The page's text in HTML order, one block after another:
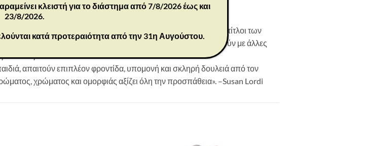
και κορίτσια διαφορετικών ηλικιών και προσωπικοτήτων. Οι τίτλοι των
για όλα τα παιδιά μας. Τα παιδιά μπορούν να ομαδοποιηθούν με άλλες
γλυπτό.
απαιτούν επιπλέον φροντίδα, υπομονή και σκληρή δουλειά από τον
χρώματος και ομορφιάς αξίζει όλη την προσπάθεια». –Susan Lordi
κλειστή για το διάστημα από 7/8/2026 έως και
23/8/2026.
κατά προτεραιότητα από την 31η Αυγούστου.